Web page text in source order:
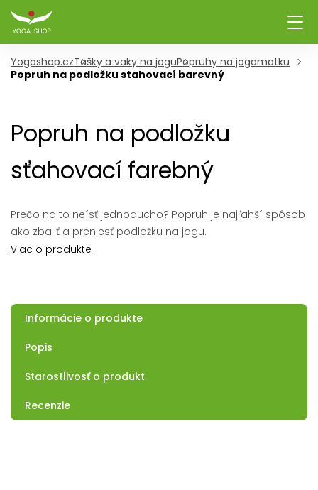
Yogashop.czTašky a vaky na joguPopruhy na jogamatku
Popruh na podložku stahovací barevný
Popruh na podložku
sťahovací farebný
Prečo na to neísť jednoducho? Popruh je najľahší spôsob
ako zbaliť a preniesť podložku na jogu.
Viac o produkte
Informácie o produkte
Popis
Starostlivosť o produkt
Recenzie